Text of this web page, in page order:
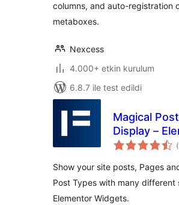
columns, and auto-registration
metaboxes.
Nexcess
4.000+ etkin kurulum
6.8.7 ile test edildi
Magical
Display –
Advanced
Show your site posts, Pages
Post Types with many different
Elementor Widgets.